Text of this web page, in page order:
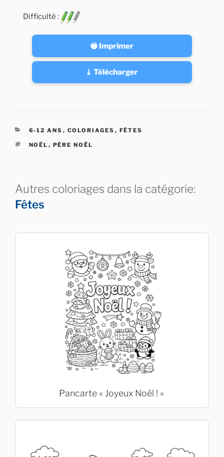
Difficulté :
🖶 Imprimer
⤓ Télécharger
CATÉGORIES
6-12 ANS , COLORIAGES , FÊTES
ÉTIQUETTES
NOËL , PÈRE NOËL
Autres coloriages dans la catégorie:
Fêtes
Pancarte « Joyeux Noël ! »